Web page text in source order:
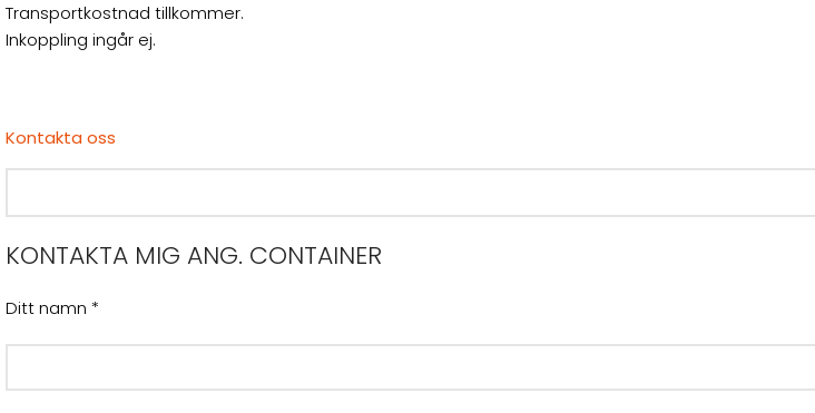
Transportkostnad tillkommer.
Inkoppling ingår ej.
Kontakta oss
KONTAKTA MIG ANG. CONTAINER
Ditt namn *